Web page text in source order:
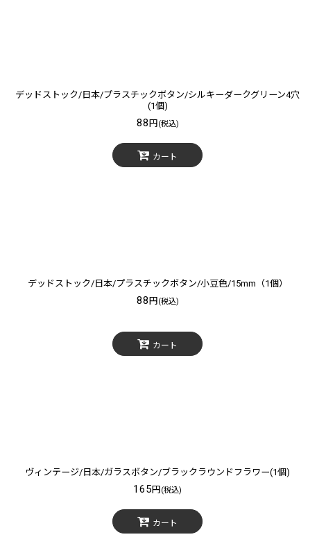
デッドストック/日本/プラスチックボタン/シルキーダークグリーン4穴
(1個)
88 円 (税込)
カート
デッドストック/日本/プラスチックボタン/小豆色/15mm（1個）
88 円 (税込)
カート
ヴィンテージ/日本/ガラスボタン/ブラックラウンドフラワー(1個)
165円 (税込)
カート